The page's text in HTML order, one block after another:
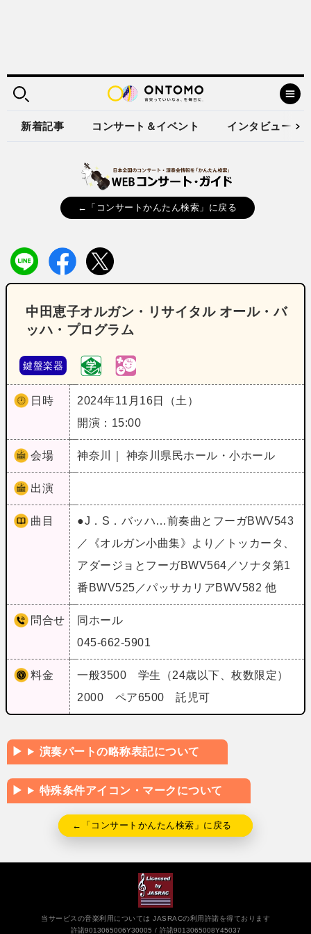
新着記事 コンサート＆イベント インタビュー
←「コンサートかんたん検索」に戻る
中田恵子オルガン・リサイタル オール・バ
ッハ・プログラム
鍵盤楽器
日時
2024年11月16日（土）
開演：15:00
会場 神奈川｜ 神奈川県民ホール・小ホール
出演
曲目
●J．S．バッハ…前奏曲とフーガBWV543
／《オルガン小曲集》より／トッカータ、
アダージョとフーガBWV564／ソナタ第1
番BWV525／パッサカリアBWV582 他
問合せ
同ホール
045-662-5901
料金
一般3500 学生（24歳以下、枚数限定）
2000 ペア6500 託児可
演奏パートの略称表記について
特殊条件アイコン・マークについて
←「コンサートかんたん検索」に戻る
当サービスの音楽利用については JASRACの利用許諾を得ております
許諾9013065006Y30005
許諾9013065008Y45037